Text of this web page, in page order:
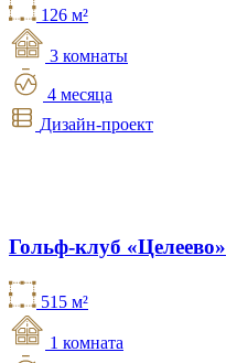
126 м²
3 комнаты
4 месяца
Дизайн-проект
Гольф-клуб «Целеево»
515 м²
1 комната